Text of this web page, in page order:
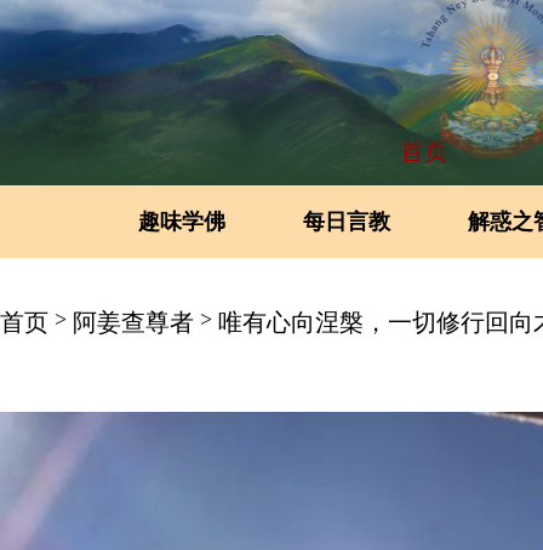
首页
趣味学佛 每日言教 解惑之
首页 > 阿姜查尊者 > 唯有心向涅槃，一切修行回向